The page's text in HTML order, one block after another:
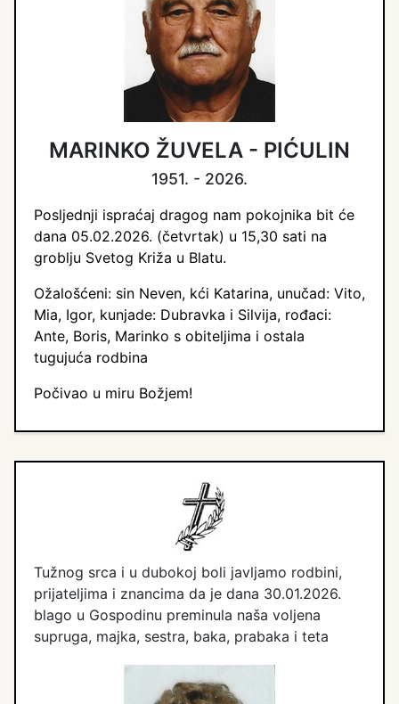
MARINKO ŽUVELA - PIĆULIN
1951. - 2026.
Posljednji ispraćaj dragog nam pokojnika bit će
dana 05.02.2026. (četvrtak) u 15,30 sati na
groblju Svetog Križa u Blatu.
Ožalošćeni: sin Neven, kći Katarina, unučad: Vito,
Mia, Igor, kunjade: Dubravka i Silvija, rođaci:
Ante, Boris, Marinko s obiteljima i ostala
tugujuća rodbina
Počivao u miru Božjem!
Tužnog srca i u dubokoj boli javljamo rodbini,
prijateljima i znancima da je dana 30.01.2026.
blago u Gospodinu preminula naša voljena
supruga, majka, sestra, baka, prabaka i teta